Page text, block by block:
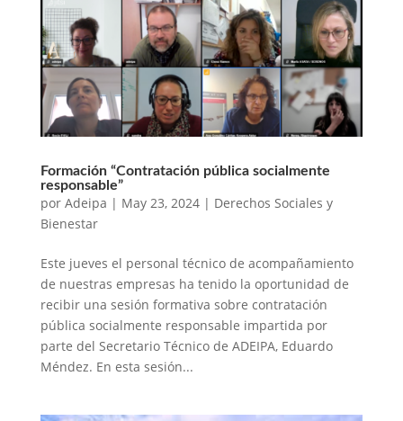
Formación “Contratación pública socialmente
responsable”
por Adeipa | May 23, 2024| Derechos Sociales y
Bienestar
Este jueves el personal técnico de acompañamiento
de nuestras empresas ha tenido la oportunidad de
recibir una sesión formativa sobre contratación
pública socialmente responsable impartida por
parte del Secretario Técnico de ADEIPA, Eduardo
Méndez. En esta sesión...